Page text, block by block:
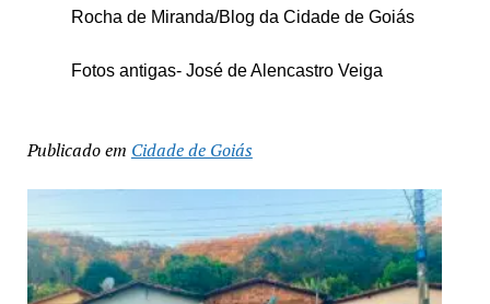
Rocha de Miranda/Blog da Cidade de Goiás
Fotos antigas- José de Alencastro Veiga
Publicado em Cidade de Goiás